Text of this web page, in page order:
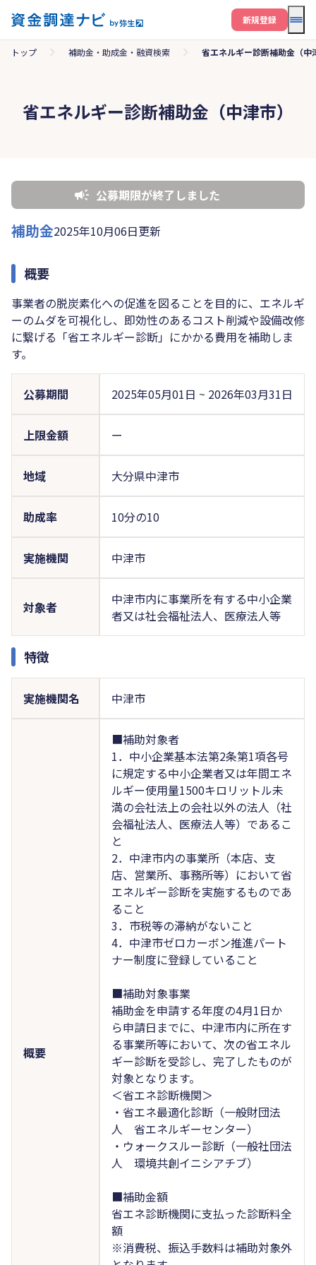
メ
新規登録
トップ 補助金・助成金・融資検索 省エネルギー診断補助金（中
省エネルギー診断補助金（中津市）
公募期限が終了しました
補助金2025年10月06日更新
概要
事業者の脱炭素化への促進を図ることを目的に、エネルギ
ーのムダを可視化し、即効性のあるコスト削減や設備改修
に繋げる「省エネルギー診断」にかかる費用を補助しま
す。
公募期間 2025年05月01日 ~ 2026年03月31日
上限金額 ー
地域 大分県中津市
助成率 10分の10
実施機関 中津市
対象者
中津市内に事業所を有する中小企業
者又は社会福祉法人、医療法人等
特徴
実施機関名 中津市
概要
■補助対象者
1．中小企業基本法第2条第1項各号
に規定する中小企業者又は年間エネ
ルギー使用量1500キロリットル未
満の会社法上の会社以外の法人（社
会福祉法人、医療法人等）であるこ
と
2．中津市内の事業所（本店、支
店、営業所、事務所等）において省
エネルギー診断を実施するものであ
ること
3．市税等の滞納がないこと
4．中津市ゼロカーボン推進パート
ナー制度に登録していること
■補助対象事業
補助金を申請する年度の4月1日か
ら申請日までに、中津市内に所在す
る事業所等において、次の省エネル
ギー診断を受診し、完了したものが
対象となります。
＜省エネ診断機関＞
・省エネ最適化診断（一般財団法
人 省エネルギーセンター）
・ウォークスルー診断（一般社団法
人 環境共創イニシアチブ）
■補助金額
省エネ診断機関に支払った診断料全
額
※消費税、振込手数料は補助対象外